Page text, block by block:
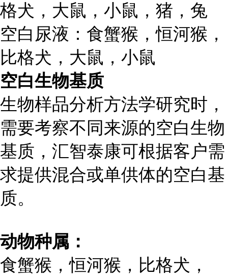
格犬，大鼠，小鼠，猪，兔
空白尿液：食蟹猴，恒河猴，
比格犬，大鼠，小鼠
空白生物基质
生物样品分析方法学研究时，
需要考察不同来源的空白生物
基质，汇智泰康可根据客户需
求提供混合或单供体的空白基
质。
动物种属：
食蟹猴，恒河猴，比格犬，